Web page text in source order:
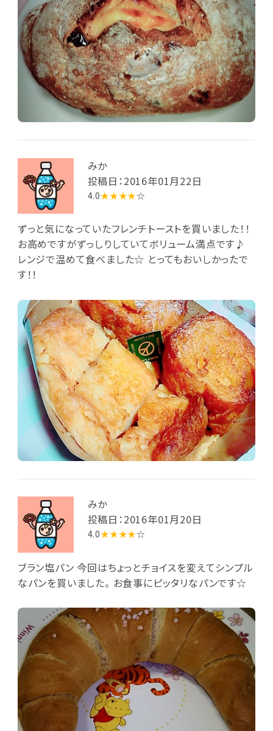
みか
投稿日：2016年01月22日
4.0★★★★☆
ずっと気になっていたフレンチトーストを買いました！！
お高めですがずっしりしていてボリューム満点です♪
レンジで温めて食べました☆ とってもおいしかったで
す！！
みか
投稿日：2016年01月20日
4.0★★★★☆
ブラン塩パン 今回はちょっとチョイスを変えてシンプル
なパンを買いました。 お食事にピッタリなパンです☆